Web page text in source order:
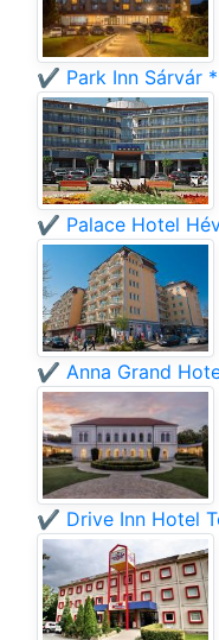
✔️ Park Inn Sárvár
✔️ Palace Hotel
✔️ Anna Grand
✔️ Drive Inn Hotel